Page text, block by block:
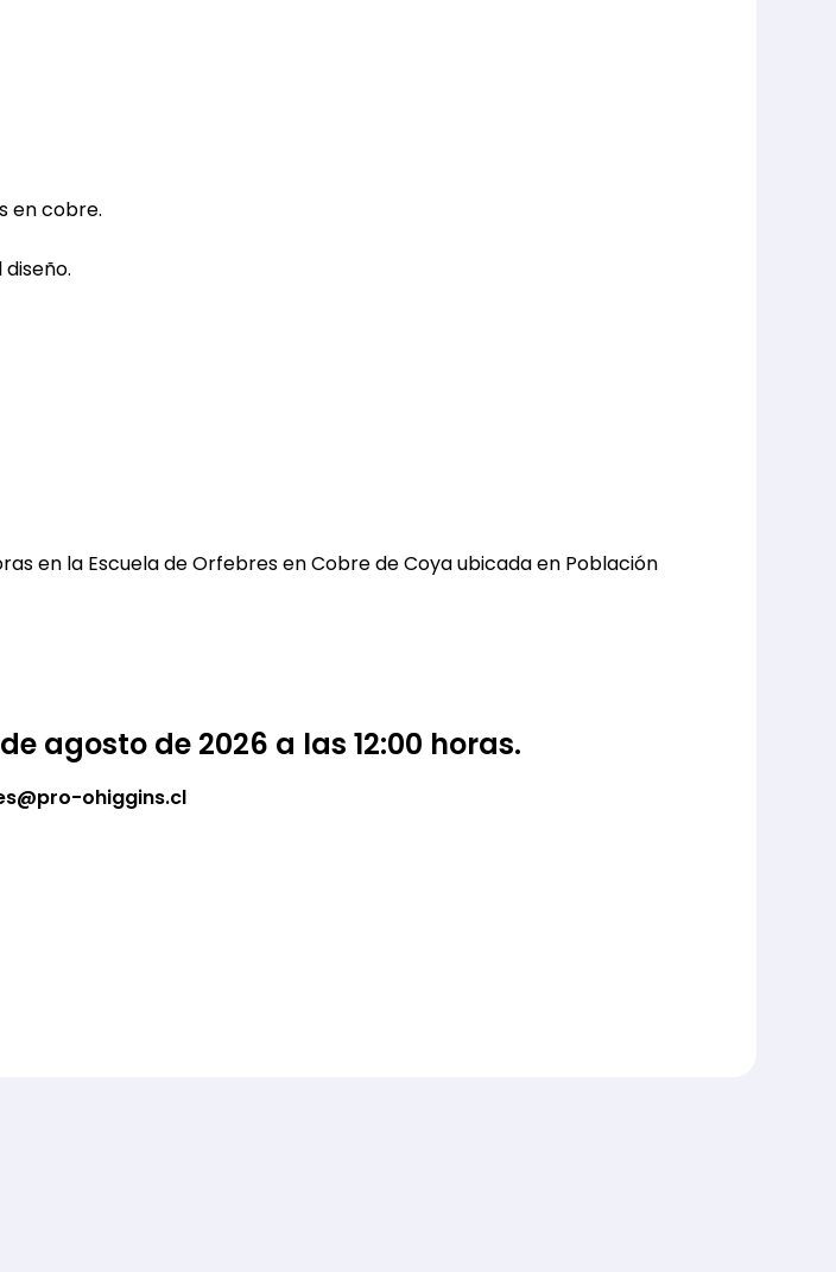
en cobre.
en la Escuela de Orfebres en Cobre de Coya ubicada en Población
agosto de 2026 a las 12:00 horas.
ohiggins.cl